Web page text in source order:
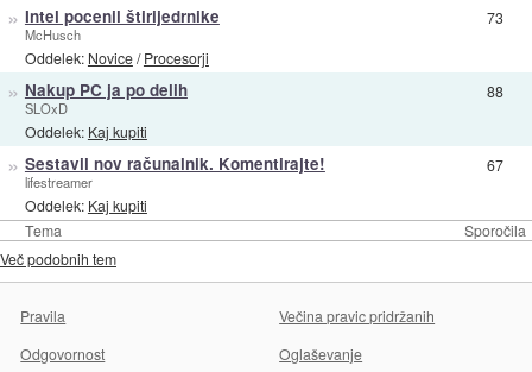
Tema Sporočila
» Intel pocenil štirijedrnike
McHusch
Oddelek: Novice/Procesorji
73
» Nakup PC ja po delih
SLOxD
Oddelek: Kaj kupiti
88
» Sestavil nov računalnik. Komentirajte!
lifestreamer
Oddelek: Kaj kupiti
67
Več podobnih tem
Pravila
Večina pravic pridržanih
Odgovornost
Oglaševanje